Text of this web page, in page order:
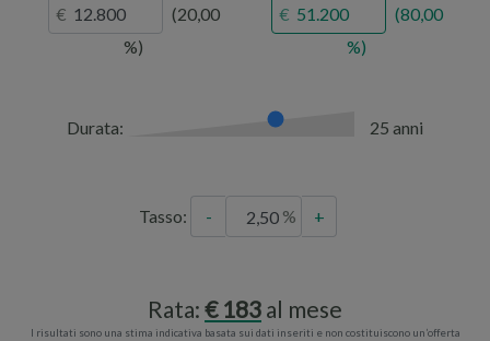
20,00 80,00
Durata: 25 anni
Tasso: - +
Rata: 183 al mese
I risultati sono una stima indicativa basata sui dati inseriti e non costituiscono un’offerta